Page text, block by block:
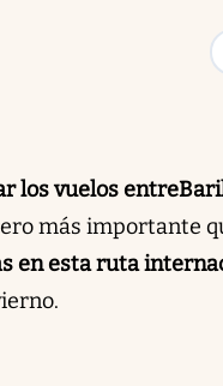
los vuelos entre
más importante
en esta ruta